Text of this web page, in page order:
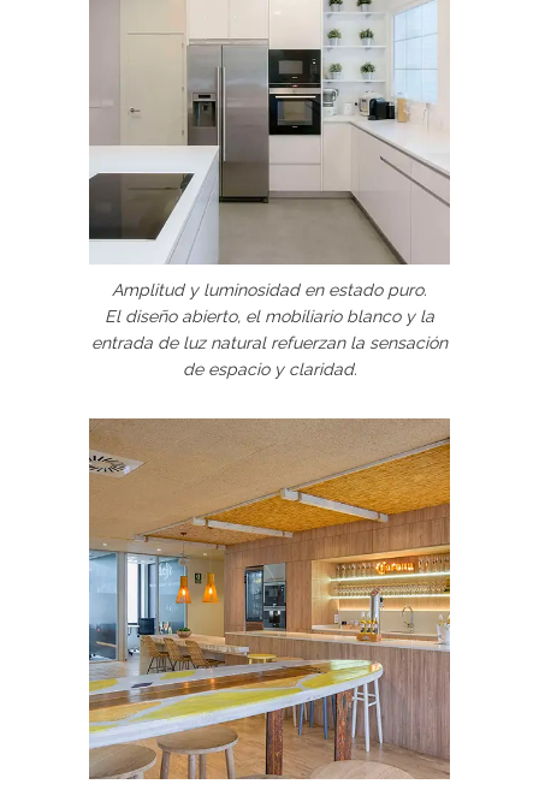
Amplitud y luminosidad en estado puro.
El diseño abierto, el mobiliario blanco y la
entrada de luz natural refuerzan la sensación
de espacio y claridad.